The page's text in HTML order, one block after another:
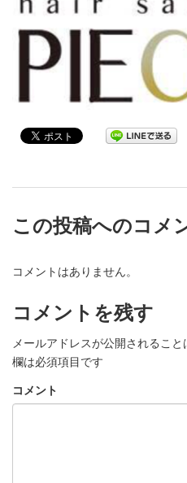
この投稿へのコメ
コメントはありません。
コメントを残す
メールアドレスが公開されること
欄は必須項目です
コメント